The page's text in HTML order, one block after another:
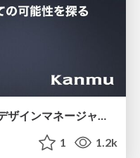
デザインエンジニアの延長にデザインマネージャーとしての可能性を探る
1 1.2k